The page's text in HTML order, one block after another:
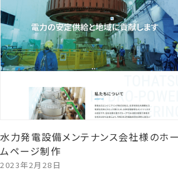
水力発電設備メンテナンス会社様のホー
ムページ制作
2023年2月28日